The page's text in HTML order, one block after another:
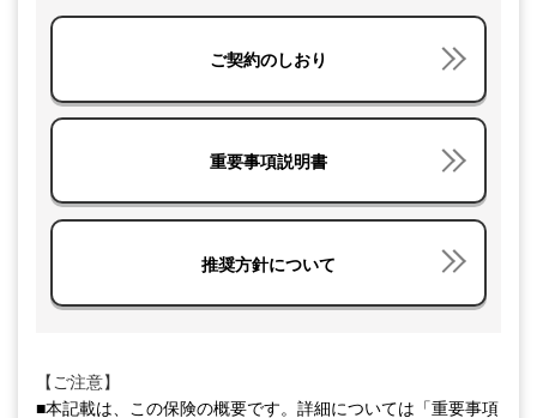
ご契約のしおり
重要事項説明書
推奨方針について
【ご注意】
■本記載は、この保険の概要です。詳細については「重要事項